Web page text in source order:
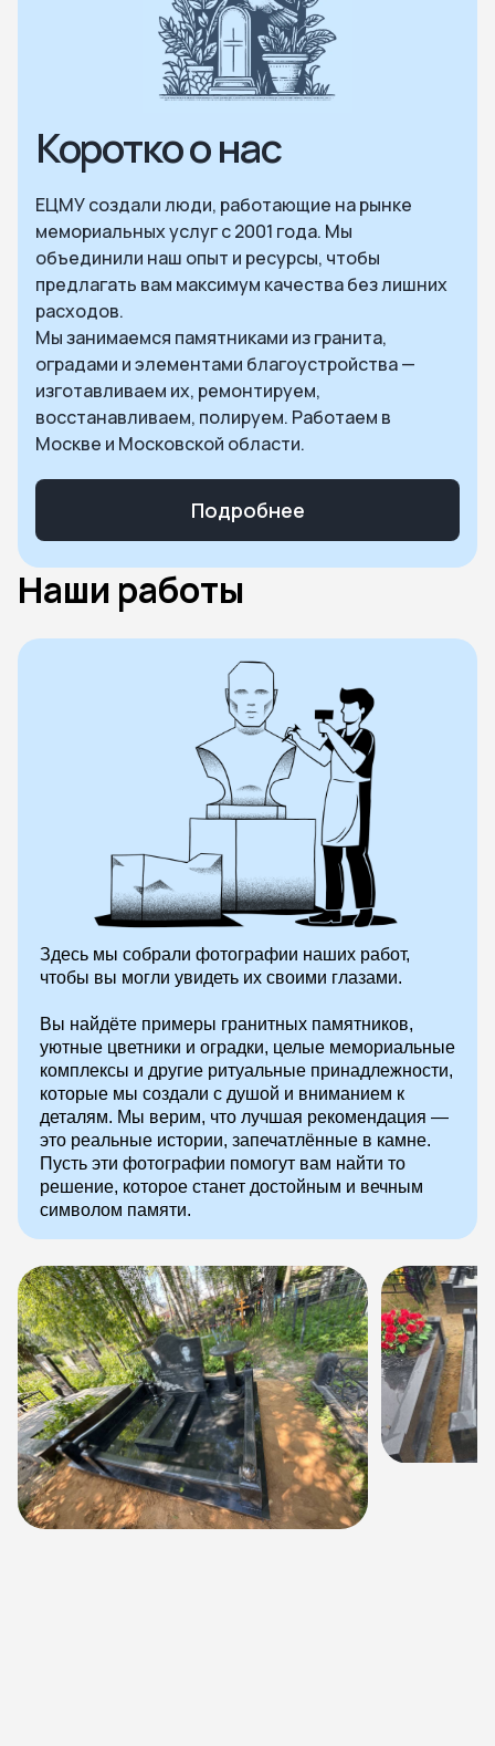
Коротко о нас
ЕЦМУ создали люди, работающие на рынке
мемориальных услуг с 2001 года. Мы
объединили наш опыт и ресурсы, чтобы
предлагать вам максимум качества без лишних
расходов.
Мы занимаемся памятниками из гранита,
оградами и элементами благоустройства —
изготавливаем их, ремонтируем,
восстанавливаем, полируем. Работаем в
Москве и Московской области.
Подробнее
Наши работы
Здесь мы собрали фотографии наших работ,
чтобы вы могли увидеть их своими глазами.
Вы найдёте примеры гранитных памятников,
уютные цветники и оградки, целые мемориальные
комплексы и другие ритуальные принадлежности,
которые мы создали с душой и вниманием к
деталям. Мы верим, что лучшая рекомендация —
это реальные истории, запечатлённые в камне.
Пусть эти фотографии помогут вам найти то
решение, которое станет достойным и вечным
символом памяти.